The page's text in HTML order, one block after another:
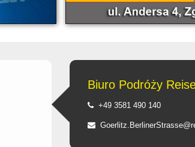
Biuro Podróży
+49 3581 490 140